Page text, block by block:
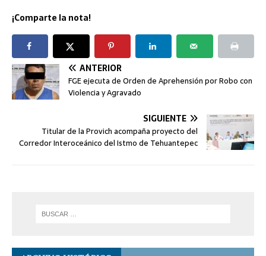
¡Comparte la nota!
ANTERIOR
FGE ejecuta de Orden de Aprehensión por Robo con
Violencia y Agravado
SIGUIENTE
Titular de la Provich acompaña proyecto del
Corredor Interoceánico del Istmo de Tehuantepec